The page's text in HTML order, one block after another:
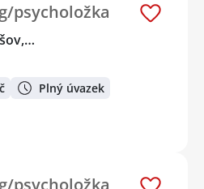
psycholožka
Plný úvazek
psycholožka